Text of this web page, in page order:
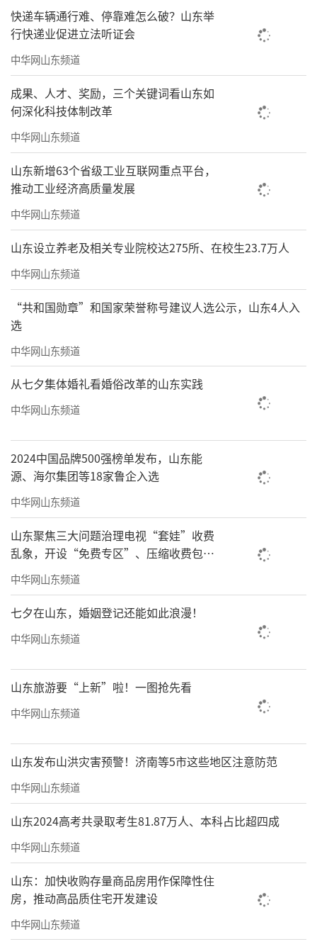
风”中，看见自己心中的那座山，遇见自己心
中的那尊佛。
展览作品中有一件于明诠先生书写泰戈尔
《园丁集》的诗句“我渴望着遥远的事物”，
心中顿时不觉默念起朱光潜先生给出的那句叮
嘱：“慢慢走，欣赏啊！”见山见佛，明性明
心，这便是我们在这个盛夏献给观众们的一场
清凉的精神洗礼。
（文/王长立
列部负责人，策展人，2026年5月）
自幼习书至今已逾半个世纪。考学，工
作，结婚生子……，时断时续悠悠搭搭，未以
此为业，亦未轻言放弃，一直“业余爱
好”着。匆匆忙忙，苦苦乐乐，跌跌撞撞，顾
此失彼。今已耳顺，可谓“一事无成两鬓
斑”。许多冗事、杂事、烦心事、开心事，也
包括那些曾经以为崇高伟大之事，都渐渐淡
去。无事相促迫，难得悠且闲。读书品茶之
余，无论凑句作文写字画画，皆凭内心驱遣，
倒也自在。佛禅经偈开示众生：应无所住，无
罣碍，不着相，放下。奈何愚钝如我，凡夫俗
子，慧根缘浅，困于烟火浮尘既久，明性明心
觉悟自醒何其难哉。
忽忆去岁阳月二十三日晨，与诸书友登峨
眉之巅。红日出云海，光芒射苍溟。九时许，
拂袂，寒气浸骨。倏见金轮焕彩，晕环昭朗，
五色交辉，凝于虚空。中映佛形，又显缆车之
造化之神奇，感我佛之慈悲。众皆伫立凝望，
复见云霞流转，佛光明灭，恍入仙境。昔闻峨
眉佛光，千载难逢，今幸得遥观瞻仰，岂非天
缘？山风飒然，涤荡尘襟，顿觉心与云俱远，
神随光共融。遂得句：见山见佛；明性明心。
人生如梦，过往不纠，未来不期。见山是
山见水是水，见佛，即见吾心也。
感谢佛山市石景宜刘紫英伉俪文化艺术馆
快递车辆通行难、停靠难怎么破？山东举
行快递业促进立法听证会
中华网山东频道
成果、人才、奖励，三个关键词看山东如
何深化科技体制改革
中华网山东频道
山东新增63个省级工业互联网重点平台，
推动工业经济高质量发展
中华网山东频道
山东设立养老及相关专业院校达275所、在校生23.7万人
中华网山东频道
“共和国勋章”和国家荣誉称号建议人选公示，山东4人入
选
中华网山东频道
从七夕集体婚礼看婚俗改革的山东实践
中华网山东频道
2024中国品牌500强榜单发布，山东能
源、海尔集团等18家鲁企入选
中华网山东频道
山东聚焦三大问题治理电视“套娃”收费
乱象，开设“免费专区”、压缩收费包比
例70%以上
中华网山东频道
七夕在山东，婚姻登记还能如此浪漫！
中华网山东频道
山东旅游要“上新”啦！一图抢先看
中华网山东频道
山东发布山洪灾害预警！济南等5市这些地区注意防范
中华网山东频道
山东2024高考共录取考生81.87万人、本科占比超四成
中华网山东频道
山东：加快收购存量商品房用作保障性住
房，推动高品质住宅开发建设
中华网山东频道